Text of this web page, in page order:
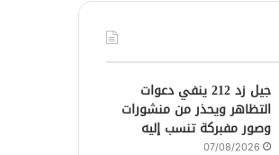
جيل زد 212 ينفي دعوات
التظاهر ويحذر من منشورات
وصور مفبركة تنسب إليه
07/08/2026